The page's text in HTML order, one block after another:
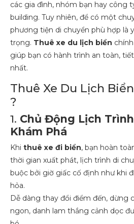
các gia đình, nhóm bạn hay công
building. Tuy nhiên, để có một
phương tiện di chuyển phù hợp là
trọng. Thuê xe du lịch biển
giúp bạn có hành trình an toàn,
nhất.
Thuê Xe Du Lịch
?
1. Chủ Động Lịch
Khám Phá
Khi thuê xe đi biển, bạn hoàn
thời gian xuất phát, lịch trình di
buộc bởi giờ giấc cố định như khi
hỏa.
Dễ dàng thay đổi điểm đến, dừng
ngon, danh lam thắng cảnh dọc